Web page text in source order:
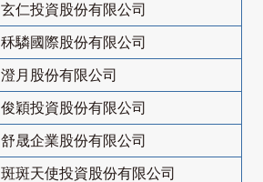
玄仁投資股份有限公司
秝驎國際股份有限公司
澄月股份有限公司
俊穎投資股份有限公司
舒晟企業股份有限公司
斑斑天使投資股份有限公司